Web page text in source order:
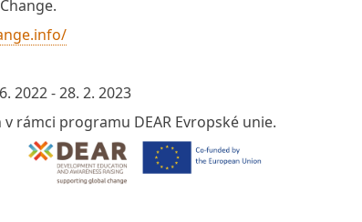
2022 - 28. 2. 2023
rámci programu DEAR Evropské unie.